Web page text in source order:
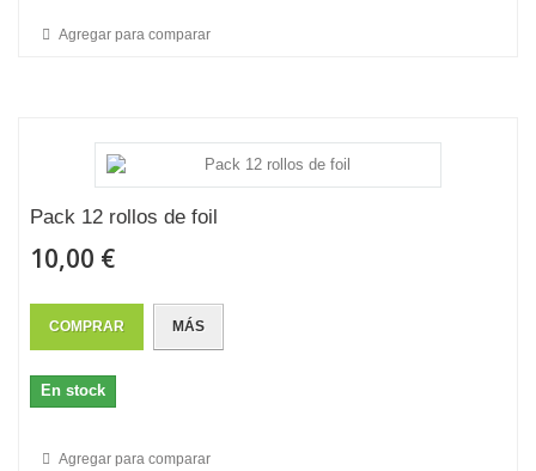
Agregar para comparar
Pack 12 rollos de foil
10,00 €
COMPRAR MÁS
En stock
Agregar para comparar